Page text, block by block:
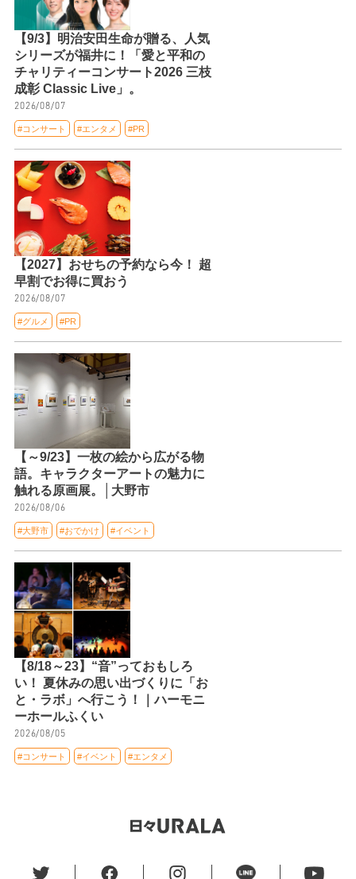
【9/3】明治安田生命が贈る、人気
シリーズが福井に！「愛と平和の
チャリティーコンサート2026 三枝
成彰 Classic Live」。
2026/08/07
#コンサート #エンタメ #PR
【2027】おせちの予約なら今！ 超
早割でお得に買おう
2026/08/07
#グルメ #PR
【～9/23】一枚の絵から広がる物
語。キャラクターアートの魅力に
触れる原画展。│大野市
2026/08/06
#大野市 #おでかけ #イベント
【8/18～23】“音”っておもしろ
い！ 夏休みの思い出づくりに「お
と・ラボ」へ行こう！｜ハーモニ
ーホールふくい
2026/08/05
#コンサート #イベント #エンタメ